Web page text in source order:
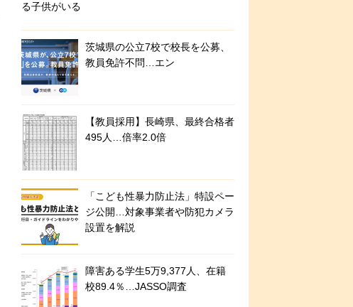
る子供がいる
茨城県の公立7校で校長を公募、
教員免許不問…エン
【教員採用】長崎県、最終合格者
495人…倍率2.0倍
「こども性暴力防止法」特設ペー
ジ公開…対象事業者や防犯カメラ
設置を解説
障害ある学生5万9,377人、在籍
校89.4％…JASSO調査